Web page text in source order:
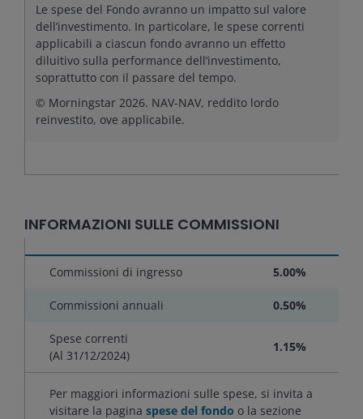
Le spese del Fondo avranno un impatto sul valore
dell’investimento. In particolare, le spese correnti
applicabili a ciascun fondo avranno un effetto
diluitivo sulla performance dell’investimento,
soprattutto con il passare del tempo.
© Morningstar 2026. NAV-NAV, reddito lordo
reinvestito, ove applicabile.
INFORMAZIONI SULLE COMMISSIONI
Commissioni di ingresso 5.00%
Commissioni annuali 0.50%
Spese correnti
(Al 31/12/2024)
1.15%
Per maggiori informazioni sulle spese, si invita a
visitare la pagina spese del fondo o la sezione